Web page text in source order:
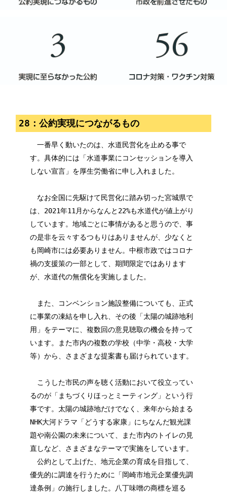
28：公約実現につながるもの
一番早く動いたのは、水道民営化を止める事で
す。具体的には「水道事業にコンセッションを導入
しない宣言」を厚生労働省に申し入れました。
なお全国に先駆けて民営化に踏み切った宮城県で
は、2021年11月からなんと22%も水道代が値上がり
しています。地域ごとに事情があると思うので、事
の是非を云々するつもりはありませんが、少なくと
も岡崎市には必要ありません。中根市政ではコロナ
禍の支援策の一部として、期間限定ではあります
が、水道代の無償化を実施しました。
また、コンベンション施設整備についても、正式
に事業の凍結を申し入れ、その後「太陽の城跡地利
用」をテーマに、複数回の意見聴取の機会を持って
います。また市内の複数の学校（中学・高校・大学
等）から、さまざまな提案書も届けられています。
こうした市民の声を聴く活動において役立ってい
るのが「まちづくりほっとミーティング」という行
事です。太陽の城跡地だけでなく、来年から始まる
NHK大河ドラマ「どうする家康」にちなんだ観光課
題や南公園の未来について、また市内のトイレの見
直しなど、さまざまなテーマで実施をしています。
公約として上げた、地元企業の育成を目指して、
優先的に調達を行うために「岡崎市地元企業優先調
達条例」の施行しました。八丁味噌の商標を巡る